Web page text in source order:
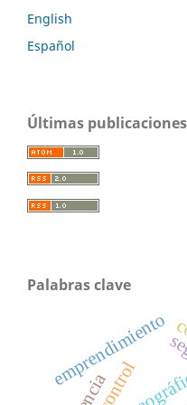
English
Español
Últimas publicaciones
Palabras clave
control
emprendimiento